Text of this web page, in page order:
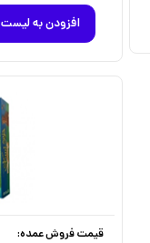
افزودن به لیست
قیمت فروش عمده: